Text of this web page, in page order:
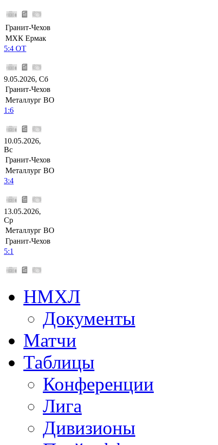
Гранит-Чехов
МХК Ермак
5:4 ОТ
9.05.2026, Сб
Гранит-Чехов
Металлург ВО
1:6
10.05.2026,
Вс
Гранит-Чехов
Металлург ВО
3:4
13.05.2026,
Ср
Металлург ВО
Гранит-Чехов
5:1
НМХЛ
Документы
Матчи
Таблицы
Конференции
Лига
Дивизионы